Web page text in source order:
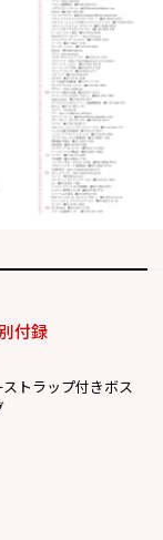
付録
トラップ付きボス